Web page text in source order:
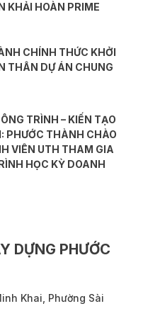
KHẢI HOÀN PRIME
CHÍNH THỨC KHỞI
THÂN DỰ ÁN CHUNG
TRÌNH – KIẾN TẠO
PHƯỚC THÀNH CHÀO
VIÊN UTH THAM GIA
HỌC KỲ DOANH
DỰNG PHƯỚC
Khai, Phường Sài